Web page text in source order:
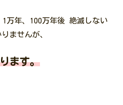
1万年、100万年後 絶滅しない
ませんが、
ます。